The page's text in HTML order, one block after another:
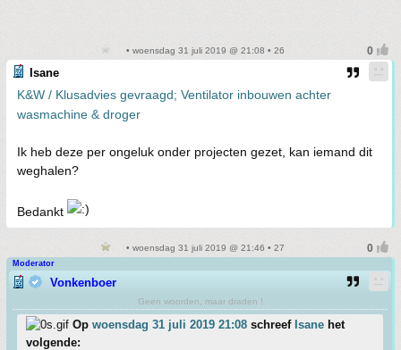
• woensdag 31 juli 2019 @ 21:08 • 26
Isane
K&W / Klusadvies gevraagd; Ventilator inbouwen achter
wasmachine & droger
Ik heb deze per ongeluk onder projecten gezet, kan iemand dit
weghalen?
Bedankt
• woensdag 31 juli 2019 @ 21:46 • 27
Moderator
Vonkenboer
Geen woorden, maar draden !
Op woensdag 31 juli 2019 21:08 schreef Isane het
volgende: